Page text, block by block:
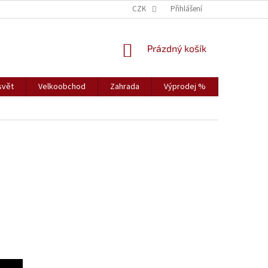
CZK Přihlášení
NÁKUPNÍ
Prázdný košík
Velkoobchod Zahrada Výprodej %